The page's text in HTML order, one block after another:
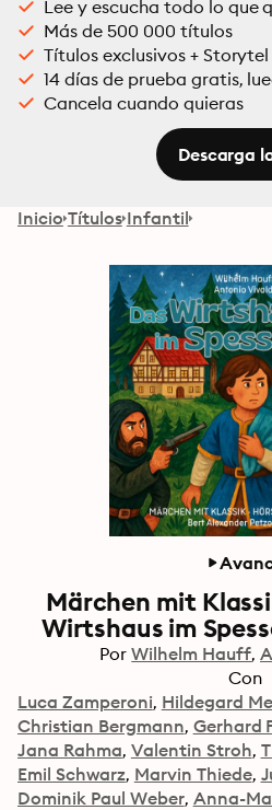
Lee y escucha todo lo que
Más de 500 000 títulos
Títulos exclusivos +
14 días de prueba gratis,
Cancela cuando quieras
Descarga
Inicio Títulos Infantil
Märchen mit
Wirtshaus im
Por Wilhelm Hauff
Con
Luca Zamperoni Hildegard
Christian Bergmann Gerhard
Jana Rahma Valentin Stroh
Emil Schwarz Marvin Thiede
Dominik Paul Weber Anna-